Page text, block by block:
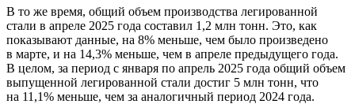
В то же время, общий объем производства легированной
стали в апреле 2025 года составил 1,2 млн тонн. Это, как
показывают данные, на 8% меньше, чем было произведено
в марте, и на 14,3% меньше, чем в апреле предыдущего года.
В целом, за период с января по апрель 2025 года общий объем
выпущенной легированной стали достиг 5 млн тонн, что
на 11,1% меньше, чем за аналогичный период 2024 года.